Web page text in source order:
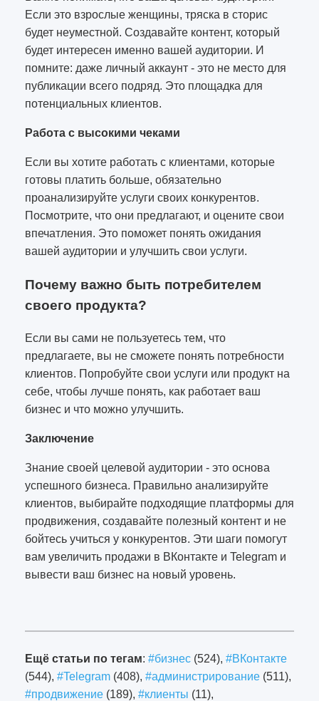
Если это взрослые женщины, тряска в сторис
будет неуместной. Создавайте контент, который
будет интересен именно вашей аудитории. И
помните: даже личный аккаунт - это не место для
публикации всего подряд. Это площадка для
потенциальных клиентов.
Работа с высокими чеками
Если вы хотите работать с клиентами, которые
готовы платить больше, обязательно
проанализируйте услуги своих конкурентов.
Посмотрите, что они предлагают, и оцените свои
впечатления. Это поможет понять ожидания
вашей аудитории и улучшить свои услуги.
Почему важно быть потребителем
своего продукта?
Если вы сами не пользуетесь тем, что
предлагаете, вы не сможете понять потребности
клиентов. Попробуйте свои услуги или продукт на
себе, чтобы лучше понять, как работает ваш
бизнес и что можно улучшить.
Заключение
Знание своей целевой аудитории - это основа
успешного бизнеса. Правильно анализируйте
клиентов, выбирайте подходящие платформы для
продвижения, создавайте полезный контент и не
бойтесь учиться у конкурентов. Эти шаги помогут
вам увеличить продажи в ВКонтакте и Telegram и
вывести ваш бизнес на новый уровень.
Ещё статьи по тегам: #бизнес (524), #ВКонтакте
(544), #Telegram (408), #администрирование (511),
#продвижение (189), #клиенты (11),